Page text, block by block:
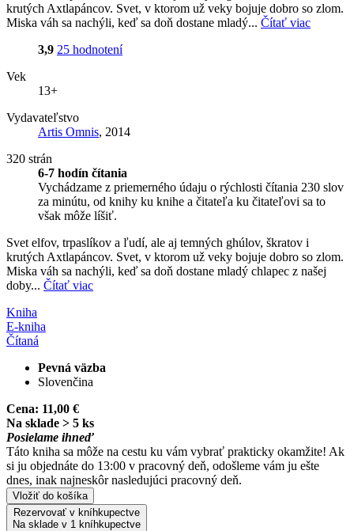
krutých Axtlapáncov. Svet, v ktorom už veky bojuje dobro so zlom.
Miska váh sa nachýli, keď sa doň dostane mladý... Čítať viac
3,9 25 hodnotení
Vek
13+
Vydavateľstvo
Artis Omnis, 2014
320 strán
6-7 hodín čítania
Vychádzame z priemerného údaju o rýchlosti čítania 230 slov
za minútu, od knihy ku knihe a čitateľa ku čitateľovi sa to
však môže líšiť.
Svet elfov, trpaslíkov a ľudí, ale aj temných ghúlov, škratov i
krutých Axtlapáncov. Svet, v ktorom už veky bojuje dobro so zlom.
Miska váh sa nachýli, keď sa doň dostane mladý chlapec z našej
doby... Čítať viac
Kniha
E-kniha
Čítaná
Pevná väzba
Slovenčina
Cena: 11,00 €
Na sklade > 5 ks
Posielame ihneď
Táto kniha sa môže na cestu ku vám vybrať prakticky okamžite! Ak
si ju objednáte do 13:00 v pracovný deň, odošleme vám ju ešte
dnes, inak najneskôr nasledujúci pracovný deň.
Vložiť do košíka
Rezervovať v kníhkupectve
Na sklade v 1 kníhkupectve